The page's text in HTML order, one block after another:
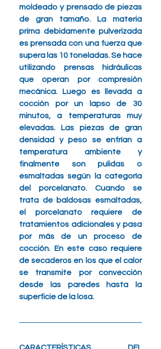
moldeado y prensado de piezas
de gran tamaño. La materia
prima debidamente pulverizada
es prensada con una fuerza que
supera las 10 toneladas. Se hace
utilizando prensas hidráulicas
que operan por compresión
mecánica. Luego es llevada a
cocción por un lapso de 30
minutos, a temperaturas muy
elevadas. Las piezas de gran
densidad y peso se enfrían a
temperatura ambiente y
finalmente son pulidas o
esmaltadas según la categoría
del porcelanato. Cuando se
trata de baldosas esmaltadas,
el porcelanato requiere de
tratamientos adicionales y pasa
por más de un proceso de
cocción. En este caso requiere
de secaderos en los que el calor
se transmite por convección
desde las paredes hasta la
superficie de la losa.